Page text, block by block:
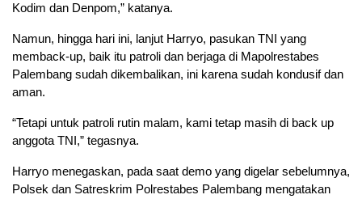
Kodim dan Denpom,” katanya.
Namun, hingga hari ini, lanjut Harryo, pasukan TNI yang
memback-up, baik itu patroli dan berjaga di Mapolrestabes
Palembang sudah dikembalikan, ini karena sudah kondusif dan
aman.
“Tetapi untuk patroli rutin malam, kami tetap masih di back up
anggota TNI,” tegasnya.
Harryo menegaskan, pada saat demo yang digelar sebelumnya,
Polsek dan Satreskrim Polrestabes Palembang mengatakan